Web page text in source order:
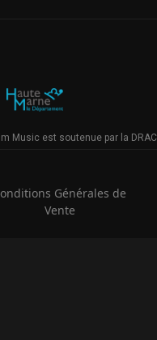
Music est soutenue par la
Générales de
Vente